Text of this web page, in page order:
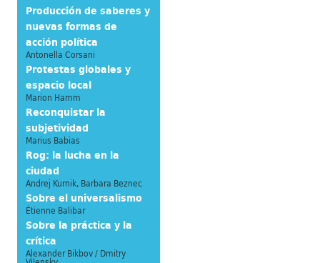
Producción de saberes y
nuevas formas de
acción política
Antonella Corsani
Protestas globales y
espacio local
Marion Hamm
Reconquistar la
subjetividad
Marius Babias
Rog: la lucha en la
ciudad
Andrej Kurnik, Barbara Beznec
Sobre el universalismo
Étienne Balibar
Sobre la práctica y la
crítica
Alexander Bikbov / Dmitry